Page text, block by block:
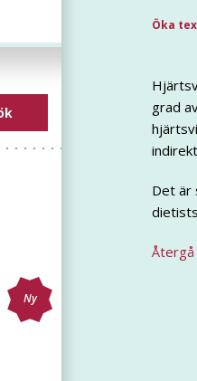
Ny
Öka
grad
Det är
Återgå